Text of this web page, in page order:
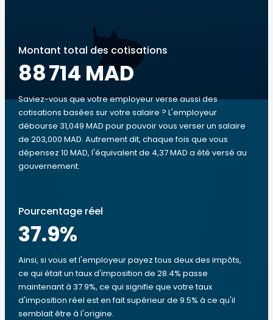
Montant total des cotisations
88 714 MAD
Saviez-vous que votre employeur verse aussi des
cotisations basées sur votre salaire ? L'employeur
débourse 31,049 MAD pour pouvoir vous verser un salaire
de 203,000 MAD. Autrement dit, chaque fois que vous
dépensez 10 MAD, l'équivalent de 4,37 MAD a été versé au
gouvernement.
Pourcentage réel
37.9%
Ainsi, si vous et l'employeur payez tous deux des impôts,
ce qui était un taux d'imposition de 28.4% passe
maintenant à 37.9%, ce qui signifie que votre taux
d'imposition réel est en fait supérieur de 9.5% à ce qu'il
semblait être à l'origine.